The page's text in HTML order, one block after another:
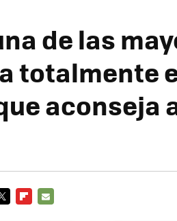
de las
totalmente
aconseja